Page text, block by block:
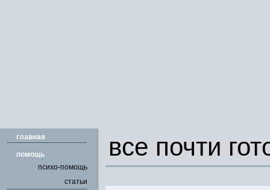
главная
помощь
психо-помощь
статьи
все почти